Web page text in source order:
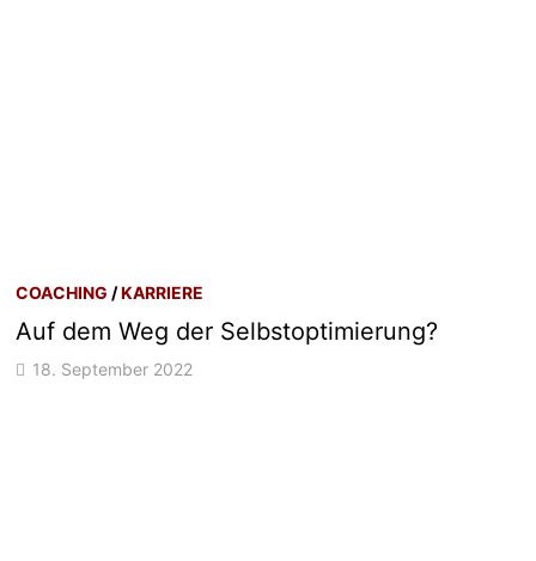
COACHING /KARRIERE
Auf dem Weg der Selbstoptimierung?
18. September 2022